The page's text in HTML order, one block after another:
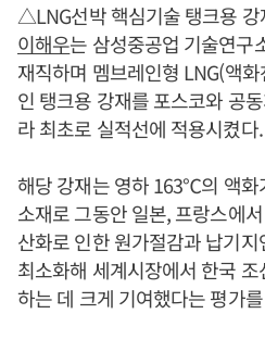
△LNG선박 핵심기술 탱크용
이해우는 삼성중공업 기술연구
재직하며 멤브레인형 LNG(액
인 탱크용 강재를 포스코와 공
라 최초로 실적선에 적용시켰다.
해당 강재는 영하 163℃의 액화
소재로 그동안 일본, 프랑스에
산화로 인한 원가절감과 납기
최소화해 세계시장에서 한국
하는 데 크게 기여했다는 평가